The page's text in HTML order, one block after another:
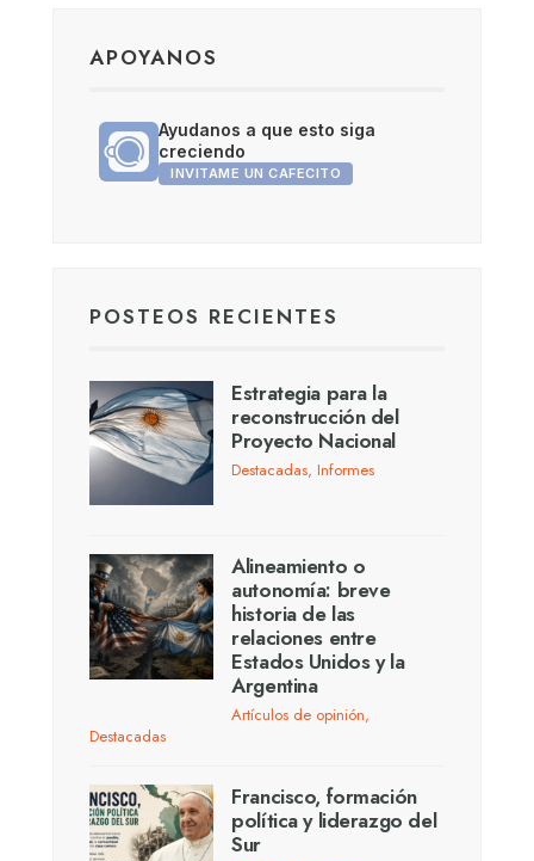
APOYANOS
Ayudanos a que esto siga
creciendo
INVITAME UN CAFECITO
POSTEOS RECIENTES
Estrategia para la
reconstrucción del
Proyecto Nacional
Destacadas, Informes
Alineamiento o
autonomía: breve
historia de las
relaciones entre
Estados Unidos y la
Argentina
Artículos de opinión,
Destacadas
Francisco, formación
política y liderazgo del
Sur